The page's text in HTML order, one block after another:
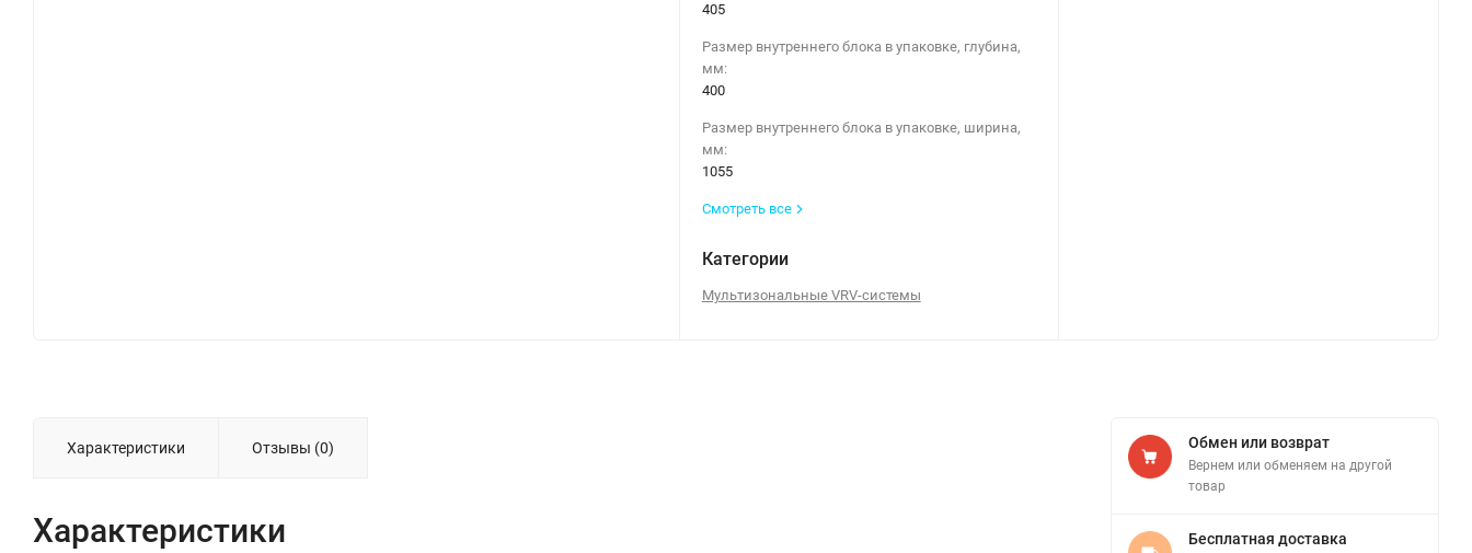
405
Размер внутреннего блока в упаковке, глубина,
мм:
400
Размер внутреннего блока в упаковке, ширина,
мм:
1055
Смотреть все
Категории
Мультизональные VRV-системы
Характеристики Отзывы (0)
Характеристики
Обмен или возврат
Вернем или обменяем на другой
товар
Бесплатная доставка